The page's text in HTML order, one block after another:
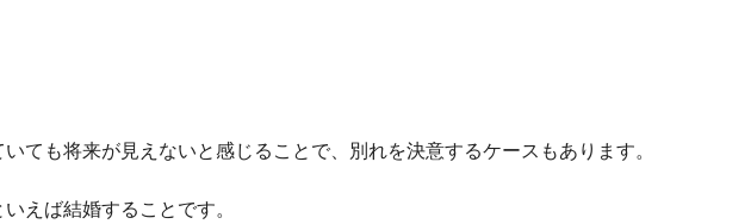
ても将来が見えないと感じることで、別れを決意するケースもあります。
えば結婚することです。